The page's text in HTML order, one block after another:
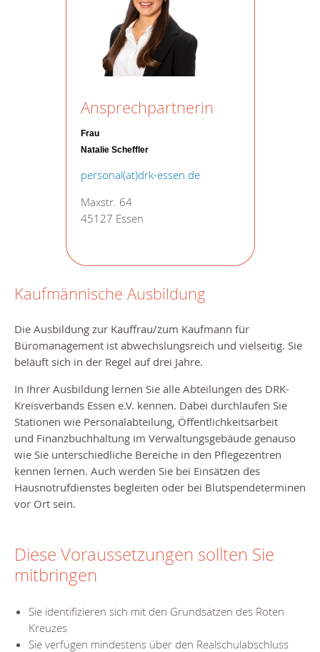
Ansprechpartnerin
Frau
Natalie Scheffler
personal(at)drk-essen.de
Maxstr. 64
45127 Essen
Kaufmännische Ausbildung
Die Ausbildung zur Kauffrau/zum Kaufmann für
Büromanagement ist abwechslungsreich und vielseitig. Sie
beläuft sich in der Regel auf drei Jahre.
In Ihrer Ausbildung lernen Sie alle Abteilungen des DRK-
Kreisverbands Essen e.V. kennen. Dabei durchlaufen Sie
Stationen wie Personalabteilung, Öffentlichkeitsarbeit
und Finanzbuchhaltung im Verwaltungsgebäude genauso
wie Sie unterschiedliche Bereiche in den Pflegezentren
kennen lernen. Auch werden Sie bei Einsätzen des
Hausnotrufdienstes begleiten oder bei Blutspendeterminen
vor Ort sein.
Diese Voraussetzungen sollten Sie
mitbringen
Sie identifizieren sich mit den Grundsätzen des Roten
Kreuzes
Sie verfügen mindestens über den Realschulabschluss